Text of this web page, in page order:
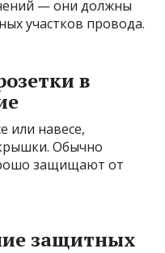
— они должны
участков провода.
в
или навесе,
Обычно
защищают от
защитных